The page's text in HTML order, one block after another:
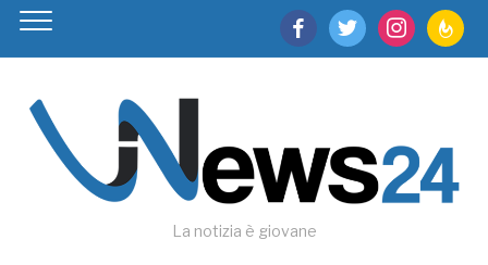
facebooktwitter instagram
La notizia è giovane